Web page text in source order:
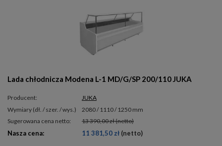
Lada chłodnicza Modena L-1 MD/G/SP 200/110 JUKA
Producent:
JUKA
wymiary (dł. / szer. / wys.)
2080 / 1110 / 1250 mm
Sugerowana cena netto:
13 390,00 zł(netto)
Nasza cena: 11 381,50 zł (netto)